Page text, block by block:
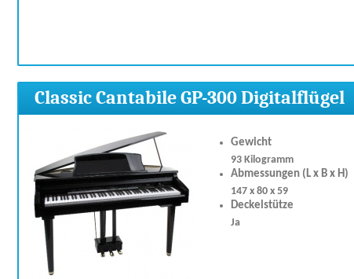
Classic Cantabile GP-300 Digitalflügel
Gewicht
93 Kilogramm
Abmessungen (L x B x H)
147 x 80 x 59
Deckelstütze
Ja